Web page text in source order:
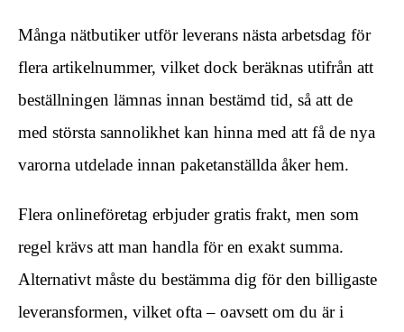
Många nätbutiker utför leverans nästa arbetsdag för
flera artikelnummer, vilket dock beräknas utifrån att
beställningen lämnas innan bestämd tid, så att de
med största sannolikhet kan hinna med att få de nya
varorna utdelade innan paketanställda åker hem.
Flera onlineföretag erbjuder gratis frakt, men som
regel krävs att man handla för en exakt summa.
Alternativt måste du bestämma dig för den billigaste
leveransformen, vilket ofta – oavsett om du är i